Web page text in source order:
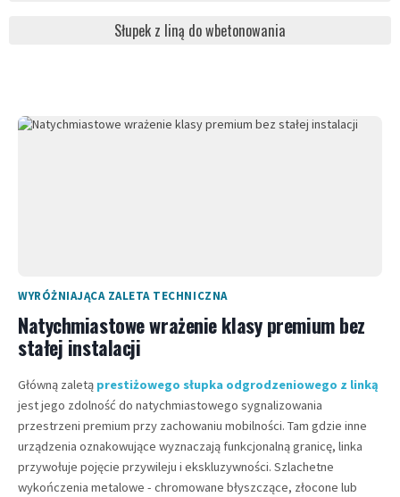
Słupek z liną do wbetonowania
WYRÓŻNIAJĄCA ZALETA TECHNICZNA
Natychmiastowe wrażenie klasy premium bez
stałej instalacji
Główną zaletą prestiżowego słupka odgrodzeniowego z linką
jest jego zdolność do natychmiastowego sygnalizowania
przestrzeni premium przy zachowaniu mobilności. Tam gdzie inne
urządzenia oznakowujące wyznaczają funkcjonalną granicę, linka
przywołuje pojęcie przywileju i ekskluzywności. Szlachetne
wykończenia metalowe - chromowane błyszczące, złocone lub